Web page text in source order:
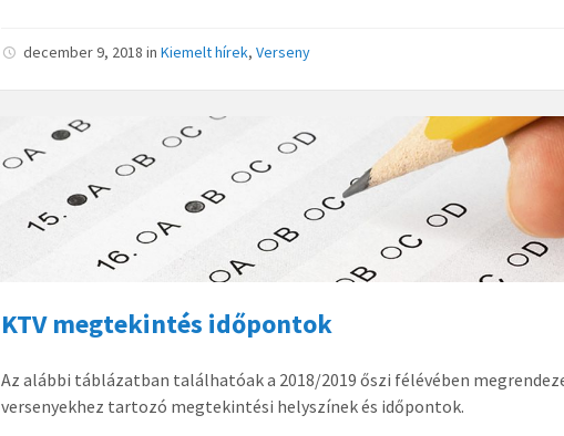
december 9, 2018inKiemelt hírek,Verseny
KTV megtekintés időpontok
Az alábbi táblázatban találhatóak a 2018/2019 őszi félévében
versenyekhez tartozó megtekintési helyszínek és időpontok.